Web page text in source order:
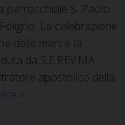
parrocchiale S. Paolo
La celebrazione
delle mani e la
da S.E.REV.MA
apostolico della
David
»